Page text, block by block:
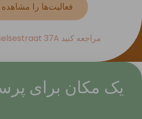
فعالیت‌ها را مشاهده
به آدرس Asselsestraat 37A مراجعه کنید
یک مکان برای